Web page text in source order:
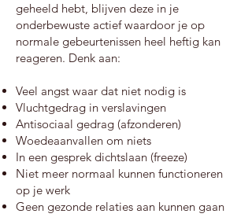
geheeld hebt, blijven deze in je
onderbewuste actief waardoor je op
normale gebeurtenissen heel heftig kan
reageren. Denk aan:
Veel angst waar dat niet nodig is
Vluchtgedrag in verslavingen
Antisociaal gedrag (afzonderen)
Woedeaanvallen om niets
In een gesprek dichtslaan (freeze)
Niet meer normaal kunnen functioneren
op je werk
Geen gezonde relaties aan kunnen gaan